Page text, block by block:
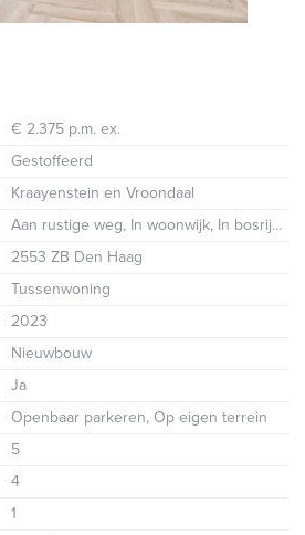
€ 2.375 p.m. ex.
Gestoffeerd
Kraayenstein en Vroondaal
Aan rustige weg, In woonwijk, In bosrijke omgeving
2553 ZB Den Haag
Tussenwoning
2023
Nieuwbouw
Ja
Openbaar parkeren, Op eigen terrein
5
4
1